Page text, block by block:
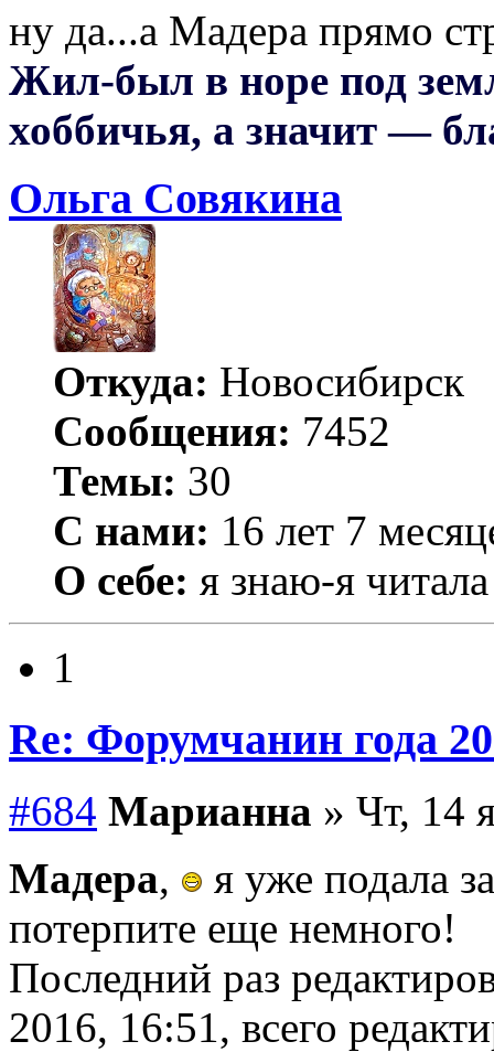
ну да...а Мадера прямо
Жил-был в норе под
хоббичья, а значит —
Ольга Совякина
Откуда: Новосибирск
Сообщения: 7452
Темы: 30
С нами: 16 лет 7
О себе: я знаю-я читала
1
Re: Форумчанин
#684 Марианна » Чт, 14
Мадера,
я уже подала
потерпите еще немного!
Последний раз
2016, 16:51, всего